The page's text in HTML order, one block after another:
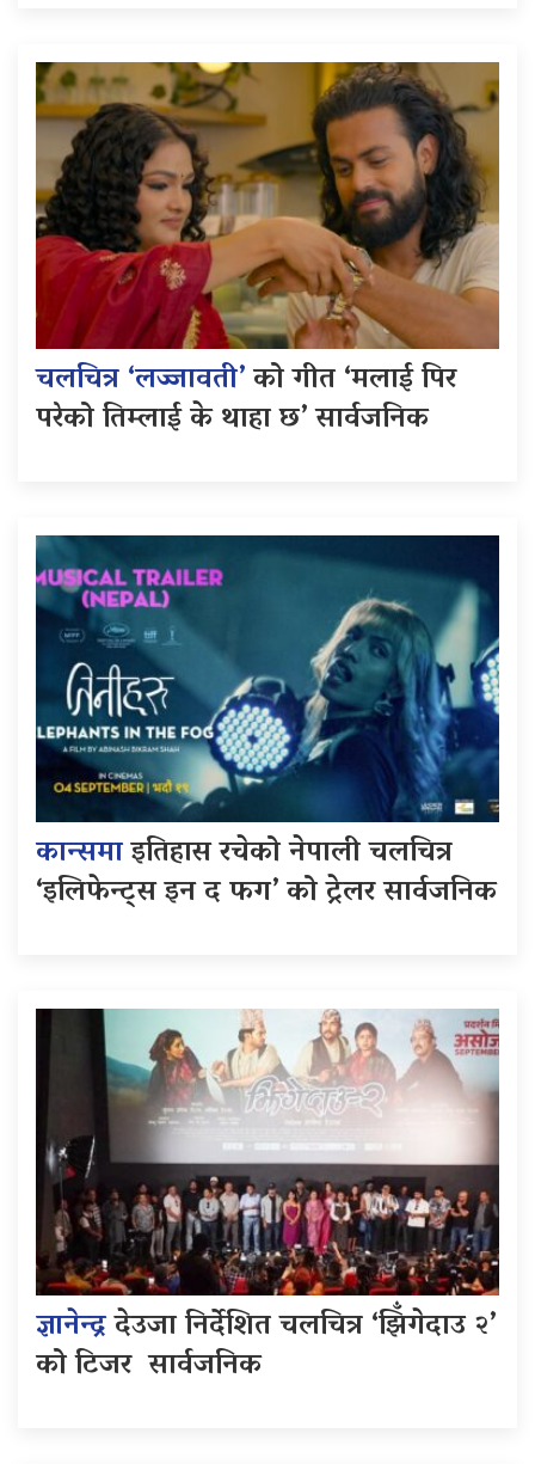
चलचित्र ‘लज्जावती’को गीत ‘मलाई पिर
परेको तिम्लाई के थाहा छ’ सार्वजनिक
कान्समाइतिहास रचेको नेपाली चलचित्र
‘इलिफेन्ट्स इन द फग’ को ट्रेलर सार्वजनिक
ज्ञानेन्द्रदेउजा निर्देशित चलचित्र ‘झिँगेदाउ २’
को टिजर सार्वजनिक